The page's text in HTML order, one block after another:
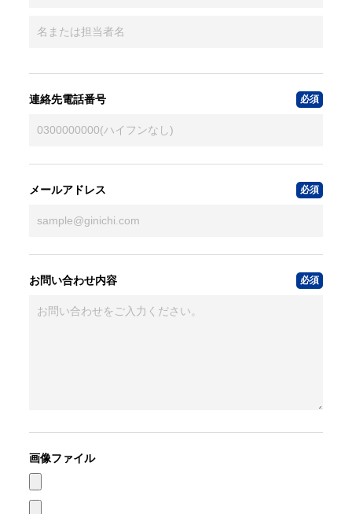
連絡先電話番号
メールアドレス
お問い合わせ内容
画像ファイル